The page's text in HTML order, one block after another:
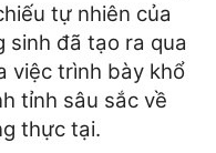
tự nhiên của
sinh đã tạo ra qua
việc trình bày khổ
tỉnh sâu sắc về
thực tại.